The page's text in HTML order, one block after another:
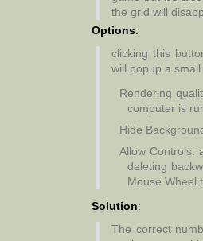
the grid will
Options:
clicking this
will popup a
Rendering
computer is
Hide
Allow Controls:
deleting
Mouse Wheel
Solution:
The correct